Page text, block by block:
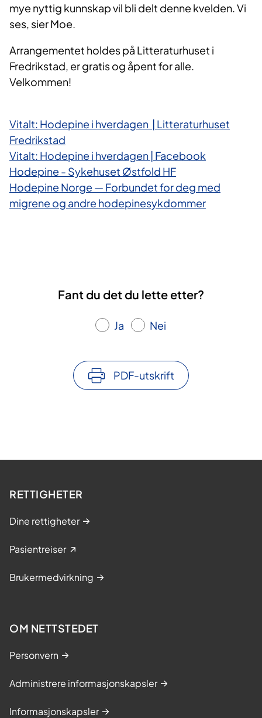
mye nyttig kunnskap vil bli delt denne kvelden. Vi
ses, sier Moe.
Arrangementet holdes på Litteraturhuset i
Fredrikstad, er gratis og åpent for alle.
Velkommen!
Vitalt: Hodepine i hverdagen | Litteraturhuset
Fredrikstad
Vitalt: Hodepine i hverdagen | Facebook
Hodepine - Sykehuset Østfold HF
Hodepine Norge — Forbundet for deg med
migrene og andre hodepinesykdommer
Fant du det du lette etter?
Ja Nei
PDF-utskrift
RETTIGHETER
Dine rettigheter
Pasientreiser
Brukermedvirkning
OM NETTSTEDET
Personvern
Administrere informasjonskapsler
Informasjonskapsler